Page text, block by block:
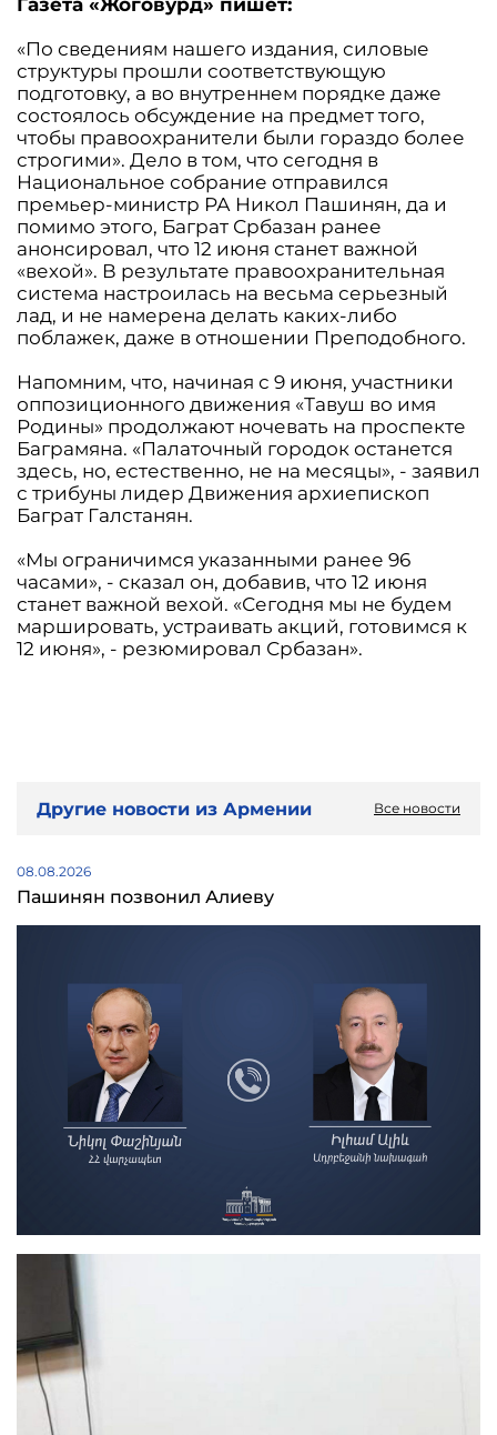
Газета «Жоговурд» пишет:
«По сведениям нашего издания, силовые
структуры прошли соответствующую
подготовку, а во внутреннем порядке даже
состоялось обсуждение на предмет того,
чтобы правоохранители были гораздо более
строгими». Дело в том, что сегодня в
Национальное собрание отправился
премьер-министр РА Никол Пашинян, да и
помимо этого, Баграт Србазан ранее
анонсировал, что 12 июня станет важной
«вехой». В результате правоохранительная
система настроилась на весьма серьезный
лад, и не намерена делать каких-либо
поблажек, даже в отношении Преподобного.
Напомним, что, начиная с 9 июня, участники
оппозиционного движения «Тавуш во имя
Родины» продолжают ночевать на проспекте
Баграмяна. «Палаточный городок останется
здесь, но, естественно, не на месяцы», - заявил
с трибуны лидер Движения архиепископ
Баграт Галстанян.
«Мы ограничимся указанными ранее 96
часами», - сказал он, добавив, что 12 июня
станет важной вехой. «Сегодня мы не будем
маршировать, устраивать акций, готовимся к
12 июня», - резюмировал Србазан».
Другие новости из Армении Все новости
08.08.2026
Пашинян позвонил Алиеву